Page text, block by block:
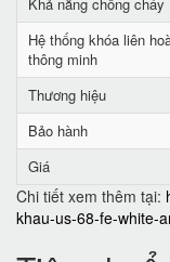
Hệ thống khóa liên
thông minh
Thương hiệu
Bảo hành
Giá
Chi tiết xem thêm tại:
khau-us-68-fe-white-